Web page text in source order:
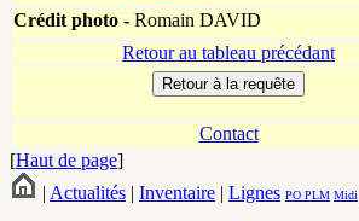
Crédit photo - Romain DAVID
Retour au tableau précédant
Contact
[Haut de page]
| Actualités | Inventaire | Lignes PO PLM Midi